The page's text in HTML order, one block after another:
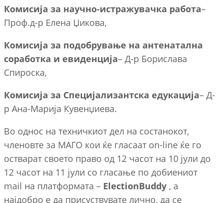
Комисија за научно-истражувачка работа–
Проф.д-р Елена Џикова,
Комисија за подобрување на антенатална
соработка и евиденција– Д-р Борислава
Спироска,
Комисија за Специјализантска едукација– Д-
р Ана-Марија Кувенџиева.
Во однос на техничкиот дел на состанокот,
членовте за МАГО кои ќе гласаат on-line ќе го
остварат своето право од 12 часот на 10 јули до
12 часот на 11 јули со гласање по добиениот
mail на платформата – ElectionBuddy , а
најдобро е да присуствувате лично, да се